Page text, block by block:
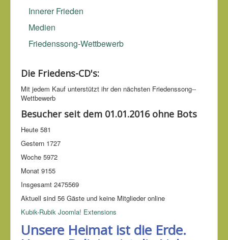
Innerer Frieden
Medien
Friedenssong-Wettbewerb
Die Friedens-CD's:
Mit jedem Kauf unter­stützt ihr den nächsten Friedens­song-­
Wettbe­werb
Besucher seit dem 01.01.2016 ohne Bots
Heute 581
Gestern 1727
Woche 5972
Monat 9155
Insgesamt 2475569
Aktuell sind 56 Gäste und keine Mitglieder online
Kubik-Rubik Joomla! Extensions
Unsere Heimat ist die Erde.